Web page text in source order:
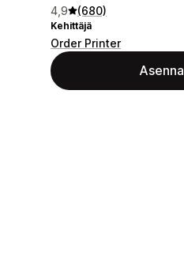
4,9 (680)
Kehittäjä
Order Printer
Asenna